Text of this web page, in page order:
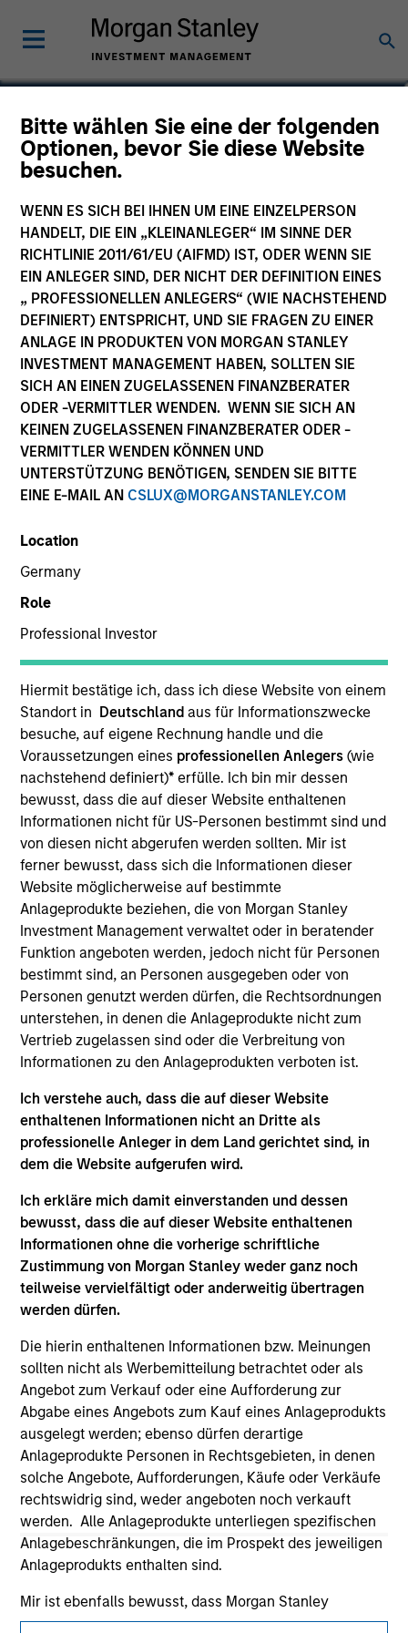
Bitte wählen Sie eine der folgenden
Optionen, bevor Sie diese Website
besuchen.
WENN ES SICH BEI IHNEN UM EINE EINZELPERSON
HANDELT, DIE EIN „KLEINANLEGER“ IM SINNE DER
RICHTLINIE 2011/61/EU (AIFMD) IST, ODER WENN SIE
EIN ANLEGER SIND, DER NICHT DER DEFINITION EINES
„ PROFESSIONELLEN ANLEGERS“ (WIE NACHSTEHEND
DEFINIERT) ENTSPRICHT, UND SIE FRAGEN ZU EINER
ANLAGE IN PRODUKTEN VON MORGAN STANLEY
INVESTMENT MANAGEMENT HABEN, SOLLTEN SIE
SICH AN EINEN ZUGELASSENEN FINANZBERATER
ODER -VERMITTLER WENDEN. WENN SIE SICH AN
KEINEN ZUGELASSENEN FINANZBERATER ODER -
VERMITTLER WENDEN KÖNNEN UND
UNTERSTÜTZUNG BENÖTIGEN, SENDEN SIE BITTE
EINE E-MAIL AN CSLUX@MORGANSTANLEY.COM
Location
Germany
Role
Professional Investor
Hiermit bestätige ich, dass ich diese Website von einem
Standort in Deutschland aus für Informationszwecke
besuche, auf eigene Rechnung handle und die
Voraussetzungen eines professionellen Anlegers(wie
nachstehend definiert)* erfülle. Ich bin mir dessen
bewusst, dass die auf dieser Website enthaltenen
Informationen nicht für US-Personen bestimmt sind und
von diesen nicht abgerufen werden sollten. Mir ist
ferner bewusst, dass sich die Informationen dieser
Website möglicherweise auf bestimmte
Anlageprodukte beziehen, die von Morgan Stanley
Investment Management verwaltet oder in beratender
Funktion angeboten werden, jedoch nicht für Personen
bestimmt sind, an Personen ausgegeben oder von
Personen genutzt werden dürfen, die Rechtsordnungen
unterstehen, in denen die Anlageprodukte nicht zum
Vertrieb zugelassen sind oder die Verbreitung von
Informationen zu den Anlageprodukten verboten ist.
Ich verstehe auch, dass die auf dieser Website
enthaltenen Informationen nicht an Dritte als
professionelle Anleger in dem Land gerichtet sind, in
dem die Website aufgerufen wird.
Ich erkläre mich damit einverstanden und dessen
bewusst, dass die auf dieser Website enthaltenen
Informationen ohne die vorherige schriftliche
Zustimmung von Morgan Stanley weder ganz noch
teilweise vervielfältigt oder anderweitig übertragen
werden dürfen.
Die hierin enthaltenen Informationen bzw. Meinungen
sollten nicht als Werbemitteilung betrachtet oder als
Angebot zum Verkauf oder eine Aufforderung zur
Abgabe eines Angebots zum Kauf eines Anlageprodukts
ausgelegt werden; ebenso dürfen derartige
Anlageprodukte Personen in Rechtsgebieten, in denen
solche Angebote, Aufforderungen, Käufe oder Verkäufe
rechtswidrig sind, weder angeboten noch verkauft
werden. Alle Anlageprodukte unterliegen spezifischen
Anlagebeschränkungen, die im Prospekt des jeweiligen
Anlageprodukts enthalten sind.
Mir ist ebenfalls bewusst, dass Morgan Stanley
Investment Management weder garantiert noch
Matthew Ursillo
Vice President
YEARS OF INDUSTRY EXPERIENCE
Matt Ursillo is a portfolio manager for the Fixed
Income Managed Solutions team, focusing on
Municipal Bond strategies. Matt joined Morgan
Stanley in 2013, where he began his career in the
investment industry. His past experiences at
Morgan Stanley include roles within Trade Support
and Business Risk Management. Matt earned a B.A.
in economics from Union College.
May not represent all Team Members.
The information on this page is for informational
purposes only. The information contained herein does
not constitute and should not be construed as an
offering of advisory services or an offer to sell or a
solicitation of an offer to buy any securities in any
jurisdiction in which such offer or solicitation,
purchase or sale would be unlawful under the
securities, insurance or other laws of such jurisdiction.
All investing involves risks, including a loss of principal.
Please refer to the strategy detail page for important
information on the strategy, including additional risk
considerations.
Morgan Stanley
Morgan Stanley Careers